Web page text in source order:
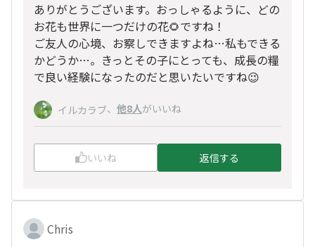
ありがとうございます。おっしゃるように、どの
お花も世界に一つだけの花🌻ですね！
ご友人の心境、お察しできますよね…私もできる
かどうか…。きっとその子にとっても、成長の糧
で良い経験になったのだと思いたいですね😉
イルカラブ、 他8人がいいね
いいね 返信する
Chris